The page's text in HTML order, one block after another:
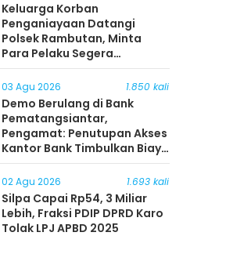
Keluarga Korban
Penganiayaan Datangi
Polsek Rambutan, Minta
Para Pelaku Segera
Ditangkap
03 Agu 2026 1.850 kali
Demo Berulang di Bank
Pematangsiantar,
Pengamat: Penutupan Akses
Kantor Bank Timbulkan Biaya
Ekonomi bagi Masyarakat
02 Agu 2026 1.693 kali
Silpa Capai Rp54, 3 Miliar
Lebih, Fraksi PDIP DPRD Karo
Tolak LPJ APBD 2025